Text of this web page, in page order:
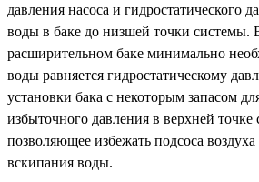
давления насоса и гидростатического
воды в баке до низшей точки системы.
расширительном баке минимально
воды равняется гидростатическому
установки бака с некоторым запасом
избыточного давления в верхней точке
позволяющее избежать подсоса
вскипания воды.